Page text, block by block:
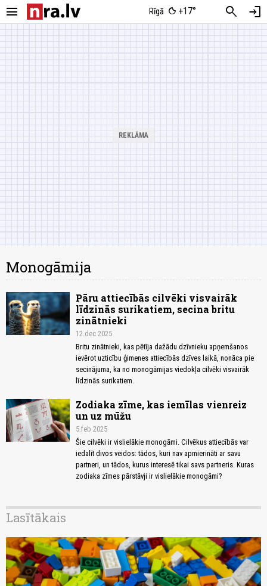
menu Rīgā +17° search login
Monogāmija
Pāru attiecībās cilvēki visvairāk
līdzinās surikatiem, secina britu
zinātnieki
12.dec 2025
Britu zinātnieki, kas pētīja dažādu dzīvnieku apņemšanos
ievērot uzticību ģimenes attiecībās dzīves laikā, nonāca pie
secinājuma, ka no monogāmijas viedokļa cilvēki visvairāk
līdzinās surikatiem.
Zodiaka zīme, kas iemīlas vienreiz
un uz mūžu
5.feb 2025
Šie cilvēki ir vislielākie monogāmi. Cilvēkus attiecībās var
iedalīt divos veidos: tādos, kuri nav apmierināti ar savu
partneri, un tādos, kurus interesē tikai savs partneris. Kuras
zodiaka zīmes pārstāvji ir vislielākie monogāmi?
Lasītākais